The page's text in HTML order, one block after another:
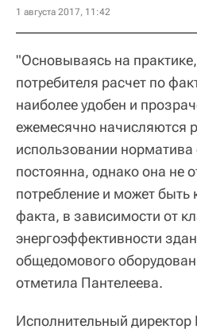
1 августа 2017, 11:42
"Основываясь на
потребителя расчет по
наиболее удобен и
ежемесячно начисляются
использовании
постоянна, однако она не
потребление и может
факта, в зависимости от
энергоэффективности
общедомового
отметила Пантелеева.
Исполнительный